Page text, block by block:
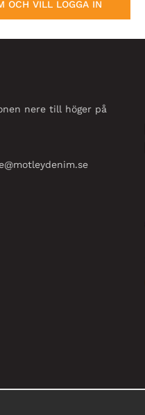
OCH VILL LOGGA IN
nere till höger på